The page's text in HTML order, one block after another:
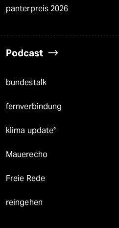
panterpreis 2026
Podcast
bundestalk
fernverbindung
klima update°
Mauerecho
Freie Rede
reingehen